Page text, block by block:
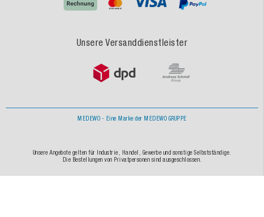
Unsere Versanddienstleister
MEDEWO - Eine Marke der MEDEWO GRUPPE
Unsere Angebote gelten für Industrie, Handel, Gewerbe und sonstige Selbstständige.
Die Bestellungen von Privatpersonen sind ausgeschlossen.